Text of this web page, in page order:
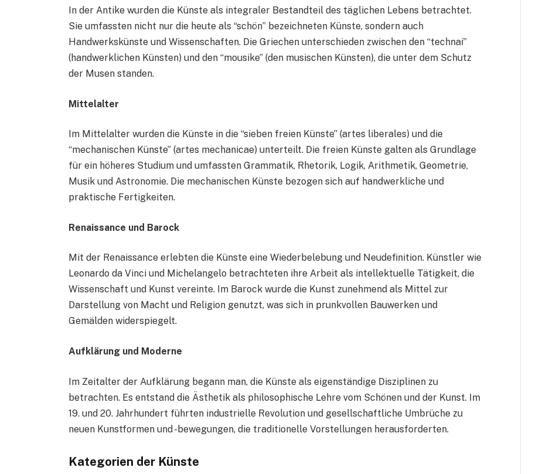
In der Antike wurden die Künste als integraler Bestandteil des täglichen Lebens betrachtet.
Sie umfassten nicht nur die heute als “schön” bezeichneten Künste, sondern auch
Handwerkskünste und Wissenschaften. Die Griechen unterschieden zwischen den “technai”
(handwerklichen Künsten) und den “mousike” (den musischen Künsten), die unter dem Schutz
der Musen standen.
Mittelalter
Im Mittelalter wurden die Künste in die “sieben freien Künste” (artes liberales) und die
“mechanischen Künste” (artes mechanicae) unterteilt. Die freien Künste galten als Grundlage
für ein höheres Studium und umfassten Grammatik, Rhetorik, Logik, Arithmetik, Geometrie,
Musik und Astronomie. Die mechanischen Künste bezogen sich auf handwerkliche und
praktische Fertigkeiten.
Renaissance und Barock
Mit der Renaissance erlebten die Künste eine Wiederbelebung und Neudefinition. Künstler wie
Leonardo da Vinci und Michelangelo betrachteten ihre Arbeit als intellektuelle Tätigkeit, die
Wissenschaft und Kunst vereinte. Im Barock wurde die Kunst zunehmend als Mittel zur
Darstellung von Macht und Religion genutzt, was sich in prunkvollen Bauwerken und
Gemälden widerspiegelt.
Aufklärung und Moderne
Im Zeitalter der Aufklärung begann man, die Künste als eigenständige Disziplinen zu
betrachten. Es entstand die Ästhetik als philosophische Lehre vom Schönen und der Kunst. Im
19. und 20. Jahrhundert führten industrielle Revolution und gesellschaftliche Umbrüche zu
neuen Kunstformen und -bewegungen, die traditionelle Vorstellungen herausforderten.
Kategorien der Künste